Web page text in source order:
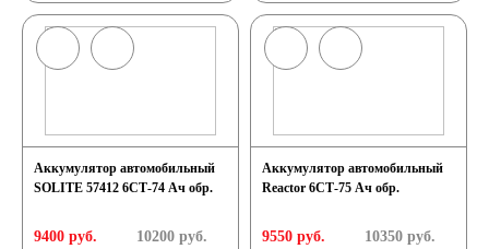
Аккумулятор автомобильный
SOLITE 57412 6СТ-74 Ач обр.
9400 руб. 10200руб.
Аккумулятор автомобильный
Reactor 6СТ-75 Ач обр.
9550 руб. 10350руб.